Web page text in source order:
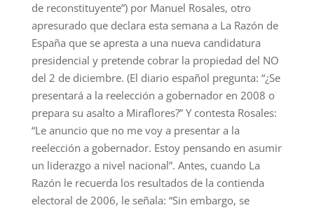
de reconstituyente”) por Manuel Rosales, otro
apresurado que declara esta semana a La Razón de
España que se apresta a una nueva candidatura
presidencial y pretende cobrar la propiedad del NO
del 2 de diciembre. (El diario español pregunta: “¿Se
presentará a la reelección a gobernador en 2008 o
prepara su asalto a Miraflores?” Y contesta Rosales:
“Le anuncio que no me voy a presentar a la
reelección a gobernador. Estoy pensando en asumir
un liderazgo a nivel nacional”. Antes, cuando La
Razón le recuerda los resultados de la contienda
electoral de 2006, le señala: “Sin embargo, se